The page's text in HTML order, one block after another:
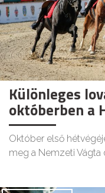
Különleges
októberben a
Október első
meg a Nemzeti Vágta